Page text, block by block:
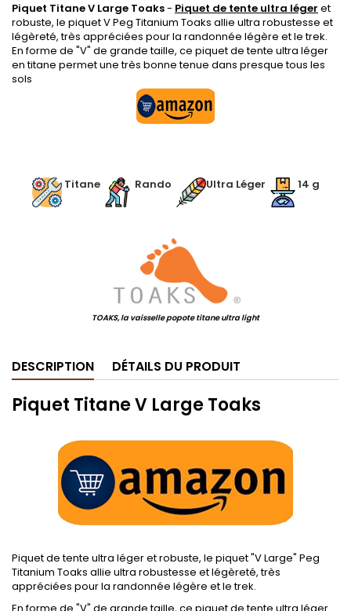
Piquet Titane V Large Toaks- Piquet de tente ultra léger et
robuste, le piquet V Peg Titanium Toaks allie ultra robustesse et
légèreté, très appréciées pour la randonnée légère et le trek.
En forme de "V" de grande taille, ce piquet de tente ultra léger
en titane permet une très bonne tenue dans presque tous les
sols
. Titane Rando Ultra Léger 14 g
TOAKS, la vaisselle popote titane ultra light
DESCRIPTION DÉTAILS DU PRODUIT
Piquet Titane V Large Toaks
.
Piquet de tente ultra léger et robuste, le piquet "V Large" Peg
Titanium Toaks allie ultra robustesse et légèreté, très
appréciées pour la randonnée légère et le trek.
En forme de "V" de grande taille, ce piquet de tente ultra léger